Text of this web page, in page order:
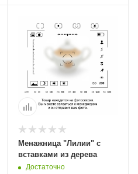
Менажница "Лилии" с
вставками из дерева
Достаточно